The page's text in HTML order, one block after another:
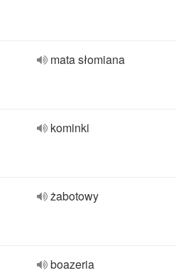
mata słomiana
kominki
żabotowy
boazeria